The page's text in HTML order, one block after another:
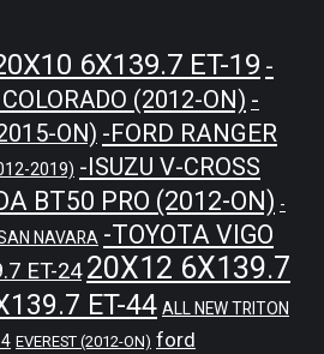
6X139.7 ET-19 -
(2012-ON) -
ON) -FORD RANGER
2019) -ISUZU V-CROSS
BT50 PRO (2012-ON) -
NAVARA -TOYOTA VIGO
ET-24 20X12 6X139.7
ET-44 ALL NEW TRITON
EVEREST (2012-ON) ford